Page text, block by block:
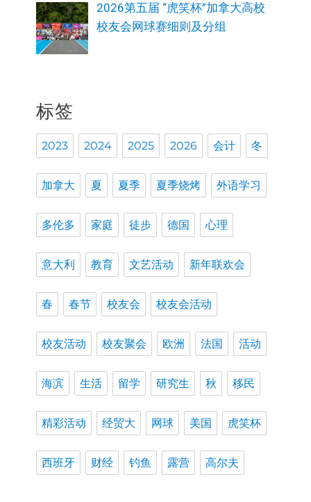
2026第五届 “虎笑杯”加拿大高校
校友会网球赛细则及分组
标签
2023 2024 2025 2026 会计 冬
加拿大 夏 夏季 夏季烧烤 外语学习
多伦多 家庭 徒步 德国 心理
意大利 教育 文艺活动 新年联欢会
春 春节 校友会 校友会活动
校友活动 校友聚会 欧洲 法国 活动
海滨 生活 留学 研究生 秋 移民
精彩活动 经贸大 网球 美国 虎笑杯
西班牙 财经 钓鱼 露营 高尔夫